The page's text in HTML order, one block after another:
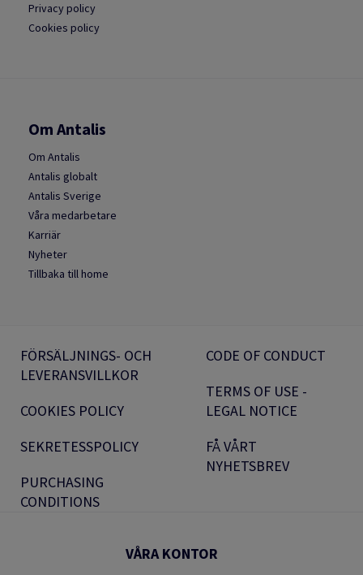
Privacy policy
Cookies policy
Om Antalis
Om Antalis
Antalis globalt
Antalis Sverige
Våra medarbetare
Karriär
Nyheter
Tillbaka till home
FÖRSÄLJNINGS- OCH
LEVERANSVILLKOR
COOKIES POLICY
SEKRETESSPOLICY
PURCHASING
CONDITIONS
CODE OF CONDUCT
TERMS OF USE -
LEGAL NOTICE
FÅ VÅRT
NYHETSBREV
VÅRA KONTOR